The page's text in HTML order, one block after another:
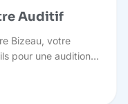
Auditif
Bizeau, votre
pour une audition
là pour